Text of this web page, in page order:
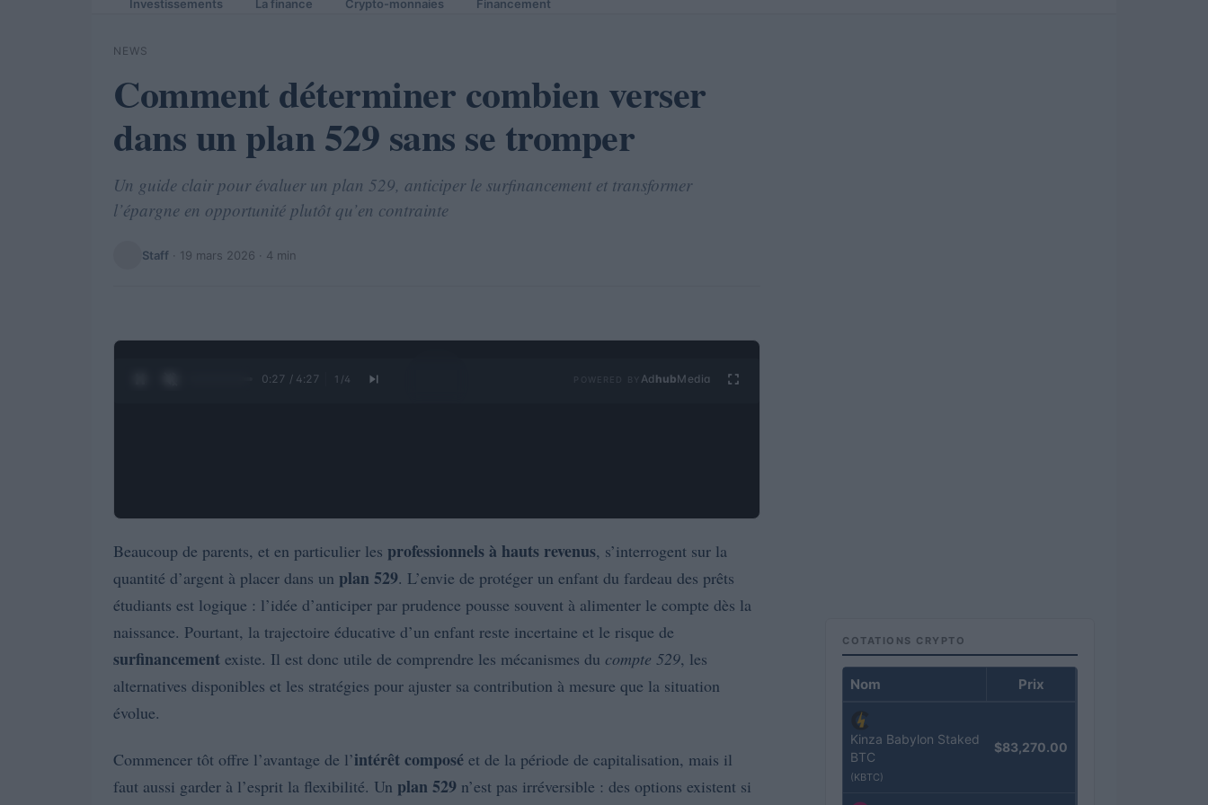
Investissements La finance Crypto-monnaies Financement
NEWS
Comment déterminer combien verser
dans un plan 529 sans se tromper
Un guide clair pour évaluer un plan 529, anticiper le surfinancement et transformer
l’épargne en opportunité plutôt qu’en contrainte
Staff · 19 mars 2026 · 4 min
0:28 / 4:27 1 /4 Ad hubMedia
Beaucoup de parents, et en particulier les professionnels à hauts revenus, s’interrogent sur la
quantité d’argent à placer dans un plan 529. L’envie de protéger un enfant du fardeau des prêts
étudiants est logique : l’idée d’anticiper par prudence pousse souvent à alimenter le compte dès la
naissance. Pourtant, la trajectoire éducative d’un enfant reste incertaine et le risque de
surfinancement existe. Il est donc utile de comprendre les mécanismes du compte 529, les
alternatives disponibles et les stratégies pour ajuster sa contribution à mesure que la situation
évolue.
Commencer tôt offre l’avantage de l’intérêt composé et de la période de capitalisation, mais il
faut aussi garder à l’esprit la flexibilité. Un plan 529 n’est pas irréversible : des options existent si
COTATIONS CRYPTO
Nom Prix
Kinza Babylon Staked
BTC
(KBTC)
$83,270.00